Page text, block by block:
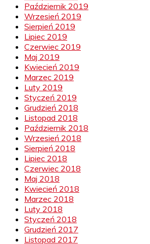
Październik 2019
Wrzesień 2019
Sierpień 2019
Lipiec 2019
Czerwiec 2019
Maj 2019
Kwiecień 2019
Marzec 2019
Luty 2019
Styczeń 2019
Grudzień 2018
Listopad 2018
Październik 2018
Wrzesień 2018
Sierpień 2018
Lipiec 2018
Czerwiec 2018
Maj 2018
Kwiecień 2018
Marzec 2018
Luty 2018
Styczeń 2018
Grudzień 2017
Listopad 2017